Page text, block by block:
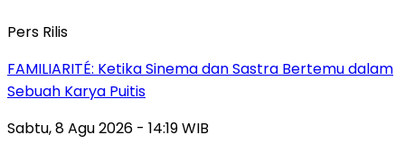
Pers Rilis
FAMILIARITÉ: Ketika Sinema dan Sastra Bertemu dalam
Sebuah Karya Puitis
Sabtu, 8 Agu 2026 - 14:19 WIB